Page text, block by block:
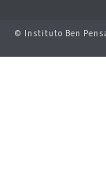
© Instituto Ben